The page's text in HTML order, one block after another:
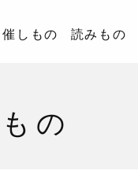
催しもの 読みもの
の